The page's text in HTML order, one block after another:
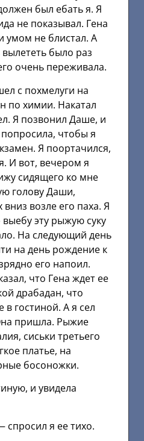
был ебать я. Я
не показывал. Гена
умом не блистал. А
было раз
очень переживала.
с похмелуги на
по химии. Накатал
Я позвонил Даше, и
чтобы я
Я поортачился,
И вот, вечером я
сидящего ко мне
голову Даши,
вниз возле его паха. Я
эту рыжую суку
На следующий день
на день рождение к
его напоил.
что Гена ждет ее
драбадан, что
в гостиной. А я сел
пришла. Рыжие
сиськи третьего
платье, на
босоножки.
и увидела
я ее тихо.